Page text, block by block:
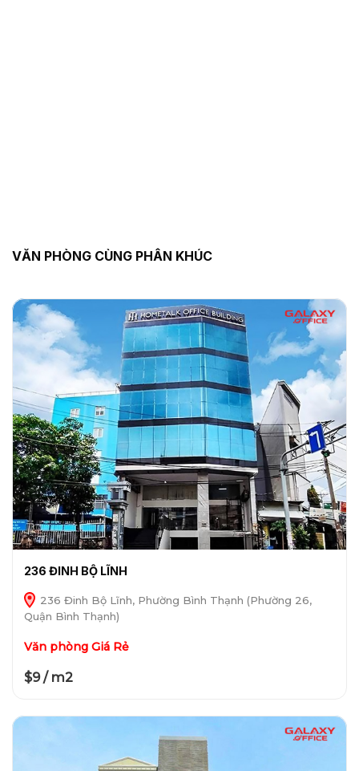
VĂN PHÒNG CÙNG PHÂN KHÚC
236 ĐINH BỘ LĨNH
236 Đinh Bộ Lĩnh, Phường Bình Thạnh (Phường 26,
Quận Bình Thạnh)
Văn phòng Giá Rẻ
$9 / m2